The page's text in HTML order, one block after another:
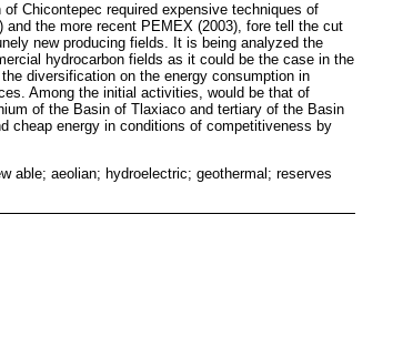
Chicontepec required expensive techniques of
and the more recent PEMEX (2003), fore tell the cut
new producing fields. It is being analyzed the
hydrocarbon fields as it could be the case in the
diversification on the energy consumption in
Among the initial activities, would be that of
of the Basin of Tlaxiaco and tertiary of the Basin
cheap energy in conditions of competitiveness by
able; aeolian; hydroelectric; geothermal; reserves